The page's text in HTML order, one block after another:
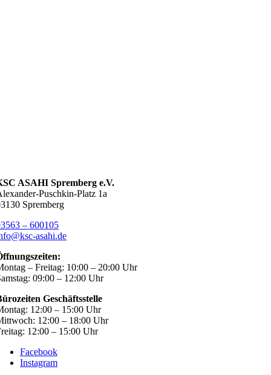
ASAHI Spremberg e.V.
Puschkin-Platz 1a
Spremberg
– 600105
asahi.de
– Freitag: 10:00 – 20:00 Uhr
09:00 – 12:00 Uhr
Geschäftsstelle
12:00 – 15:00 Uhr
12:00 – 18:00 Uhr
12:00 – 15:00 Uhr
Facebook
Instagram